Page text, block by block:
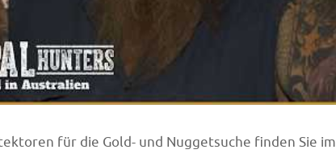
für die Gold- und Nuggetsuche finden Sie im